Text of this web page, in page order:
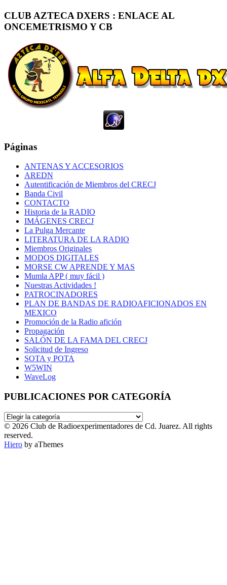
CLUB AZTECA DXERS : ENLACE AL
ONCEMETRISMO Y CB
Páginas
ANTENAS Y ACCESORIOS
AREDN
Autentificación de Miembros del CRECJ
Banda Civil
CONTACTO
Historia de la RADIO
IMÁGENES CRECJ
La Pulga Mercante
LITERATURA DE LA RADIO
Miembros Originales
MODOS DIGITALES
MORSE CW APRENDE Y MAS
Mumla APP ( muy fácil )
Nuestras Actividades !
PATROCINADORES
PLAN DE BANDAS DE RADIOAFICIONADOS EN
MEXICO
Promoción de la Radio afición
Propagación
SALÓN DE LA FAMA DEL CRECJ
Solicitud de Ingreso
SOTA y POTA
W5WIN
WaveLog
PUBLICACIONES POR CATEGORÍA
PUBLICACIONES
POR
CATEGORÍA
© 2026 Club de Radioexperimentadores de Cd. Juarez. All rights
reserved.
Hiero by aThemes